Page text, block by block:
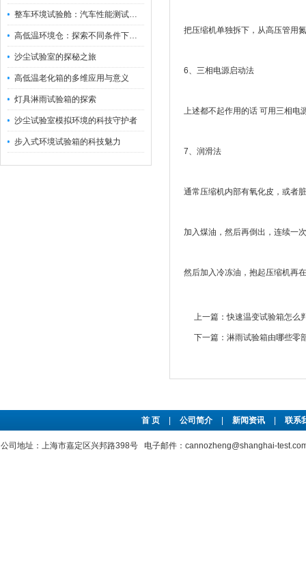
整车环境试验舱：汽车性能测试的设备
高低温环境仓：探索不同条件下的科学奥秘
沙尘试验室的探秘之旅
高低温老化箱的多维应用与意义
灯具淋雨试验箱的探索
沙尘试验室模拟环境的科技守护者
步入式环境试验箱的科技魅力
把压缩机单独拆下，从高压管用
6、三相电源启动法
上述都不起作用的话 可用三相电
7、润滑法
通常压缩机内部有氧化皮，或者
加入煤油，然后再倒出，连续一
然后加入冷冻油，抱起压缩机再
上一篇：快速温变试验箱怎么
下一篇： 淋雨试验箱由哪些零
首 页 公司简介 新闻资讯 联系
公司地址：上海市嘉定区兴邦路398号 电子邮件：cannozheng@shanghai-